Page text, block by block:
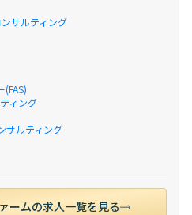
サルティング
ィング
サルティング
ームの求人一覧を見る